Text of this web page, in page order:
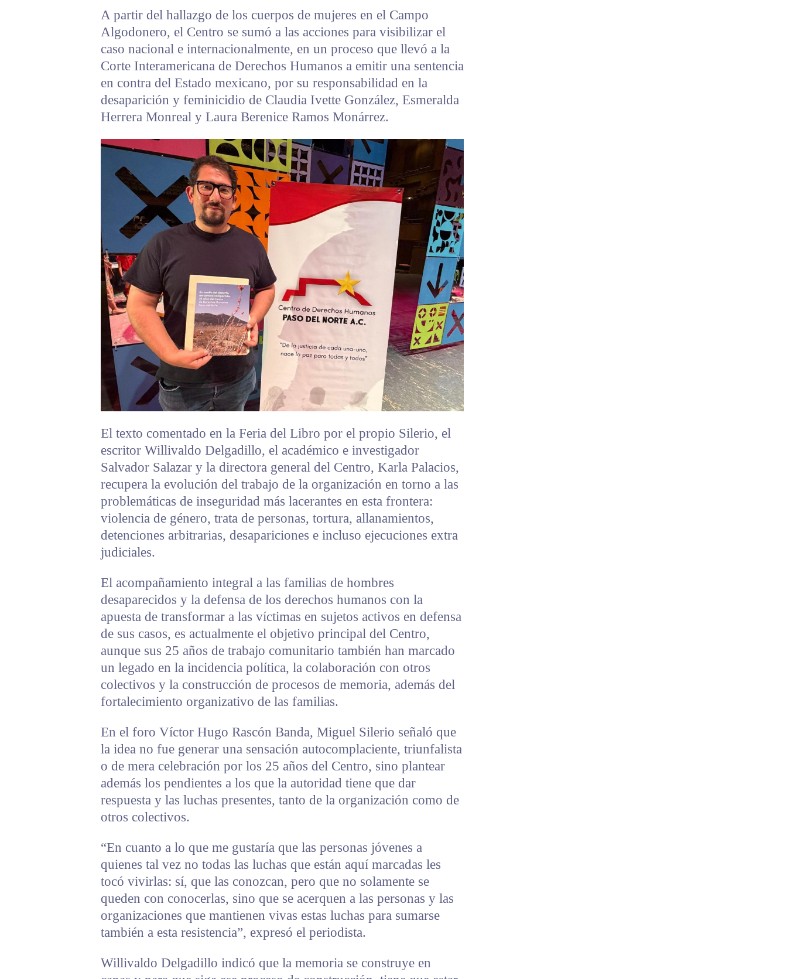
A partir del hallazgo de los cuerpos de mujeres en el Campo
Algodonero, el Centro se sumó a las acciones para visibilizar el
caso nacional e internacionalmente, en un proceso que llevó a la
Corte Interamericana de Derechos Humanos a emitir una sentencia
en contra del Estado mexicano, por su responsabilidad en la
desaparición y feminicidio de Claudia Ivette González, Esmeralda
Herrera Monreal y Laura Berenice Ramos Monárrez.
El texto comentado en la Feria del Libro por el propio Silerio, el
escritor Willivaldo Delgadillo, el académico e investigador
Salvador Salazar y la directora general del Centro, Karla Palacios,
recupera la evolución del trabajo de la organización en torno a las
problemáticas de inseguridad más lacerantes en esta frontera:
violencia de género, trata de personas, tortura, allanamientos,
detenciones arbitrarias, desapariciones e incluso ejecuciones extra
judiciales.
El acompañamiento integral a las familias de hombres
desaparecidos y la defensa de los derechos humanos con la
apuesta de transformar a las víctimas en sujetos activos en defensa
de sus casos, es actualmente el objetivo principal del Centro,
aunque sus 25 años de trabajo comunitario también han marcado
un legado en la incidencia política, la colaboración con otros
colectivos y la construcción de procesos de memoria, además del
fortalecimiento organizativo de las familias.
En el foro Víctor Hugo Rascón Banda, Miguel Silerio señaló que
la idea no fue generar una sensación autocomplaciente, triunfalista
o de mera celebración por los 25 años del Centro, sino plantear
además los pendientes a los que la autoridad tiene que dar
respuesta y las luchas presentes, tanto de la organización como de
otros colectivos.
“En cuanto a lo que me gustaría que las personas jóvenes a
quienes tal vez no todas las luchas que están aquí marcadas les
tocó vivirlas: sí, que las conozcan, pero que no solamente se
queden con conocerlas, sino que se acerquen a las personas y las
organizaciones que mantienen vivas estas luchas para sumarse
también a esta resistencia”, expresó el periodista.
Willivaldo Delgadillo indicó que la memoria se construye en